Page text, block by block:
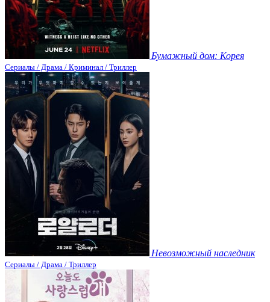
Бумажный дом: Корея
Сериалы / Драма / Криминал / Триллер
Невозможный наследник
Сериалы / Драма / Триллер